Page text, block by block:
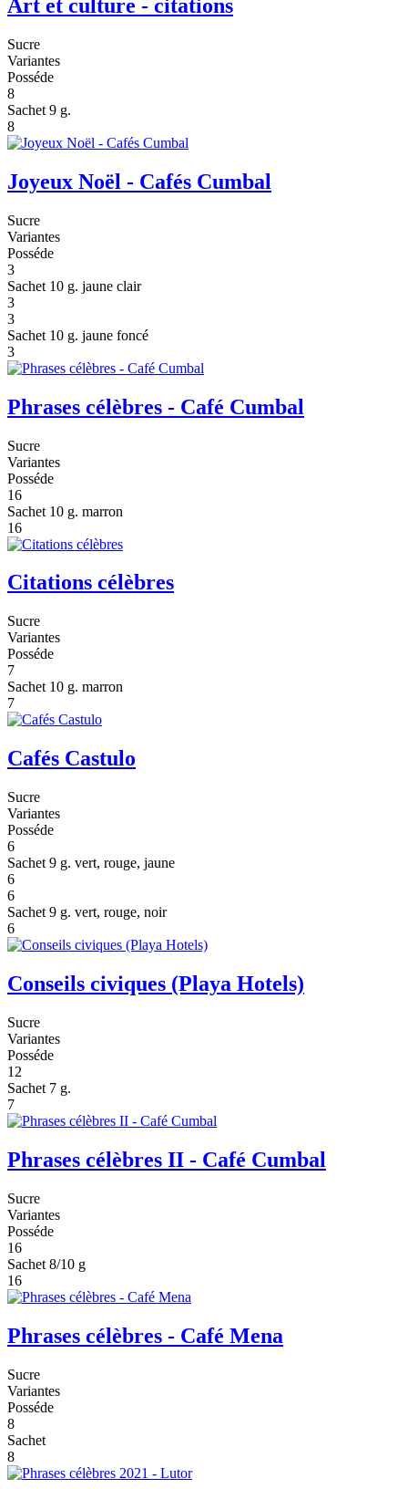
Art et culture - citations
Sucre
Variantes
Posséde
8
Sachet 9 g.
8
Joyeux Noël - Cafés Cumbal
Sucre
Variantes
Posséde
3
Sachet 10 g. jaune clair
3
3
Sachet 10 g. jaune foncé
3
Phrases célèbres - Café Cumbal
Sucre
Variantes
Posséde
16
Sachet 10 g. marron
16
Citations célèbres
Sucre
Variantes
Posséde
7
Sachet 10 g. marron
7
Cafés Castulo
Sucre
Variantes
Posséde
6
Sachet 9 g. vert, rouge, jaune
6
6
Sachet 9 g. vert, rouge, noir
6
Conseils civiques (Playa Hotels)
Sucre
Variantes
Posséde
12
Sachet 7 g.
7
Phrases célèbres II - Café Cumbal
Sucre
Variantes
Posséde
16
Sachet 8/10 g
16
Phrases célèbres - Café Mena
Sucre
Variantes
Posséde
8
Sachet
8